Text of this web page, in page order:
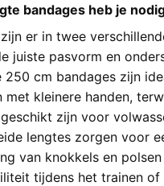
bandages heb je
er in twee
juiste pasvorm en
250 cm bandages zijn
met kleinere handen,
zijn voor
lengtes zorgen voor
van knokkels en
tijdens het trainen of